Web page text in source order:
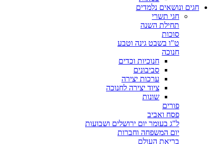
חגים ונושאים נלמדים
חגי תשרי
תחילת השנה
סוכות
ט"ו בשבט גינה וטבע
חנוכה
חנוכיות וכדים
סביבונים
ערכות יצירה
ציוד יצירה לחנוכה
שונות
פורים
פסח ואביב
ל"ג בעומר יום ירושלים ושבועות
יום המשפחה וחברות
בריאת העולם